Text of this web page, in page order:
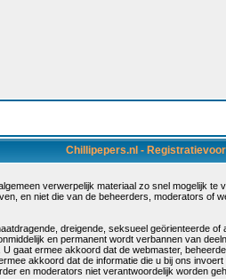
Chillipepers.nl -
verwerpelijk materiaal zo snel mogelijk
en niet die van de beheerders, moderators of
dreigende, seksueel geörienteerde
en permanent wordt verbannen van
gaat ermee akkoord dat de webmaster,
akkoord dat de informatie die u bij ons
en moderators niet verantwoordelijk worden